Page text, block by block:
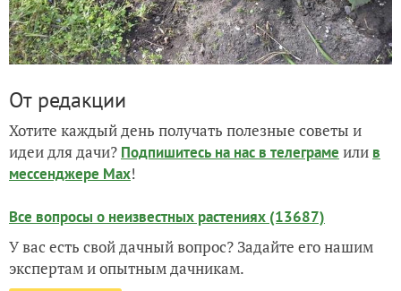
От редакции
Хотите каждый день получать полезные советы и
идеи для дачи? Подпишитесь на нас в телеграме или в
мессенджере Max!
Все вопросы о неизвестных растениях (13687)
У вас есть свой дачный вопрос? Задайте его нашим
экспертам и опытным дачникам.